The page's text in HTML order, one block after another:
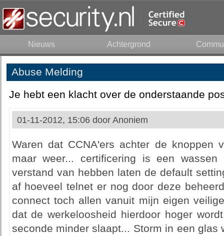
Nieuws Achtergrond
Abuse Melding
Je hebt een klacht over de onderstaande
01-11-2012, 15:06 door Anoniem
Waren dat CCNA'ers achter de knoppen
maar weer... certificering is een
verstand van hebben laten de default
af hoeveel telnet er nog door deze
connect toch allen vanuit mijn eigen
dat de werkeloosheid hierdoor hoger
seconde minder slaapt... Storm in een glas